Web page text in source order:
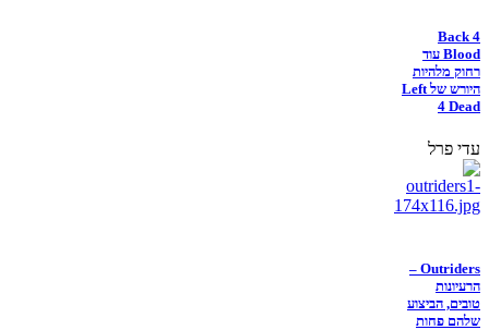
Back 4
Blood עוד
רחוק מלהיות
היורש של Left
4 Dead
עדי פרל
Outriders –
הרעיונות
טובים, הביצוע
שלהם פחות